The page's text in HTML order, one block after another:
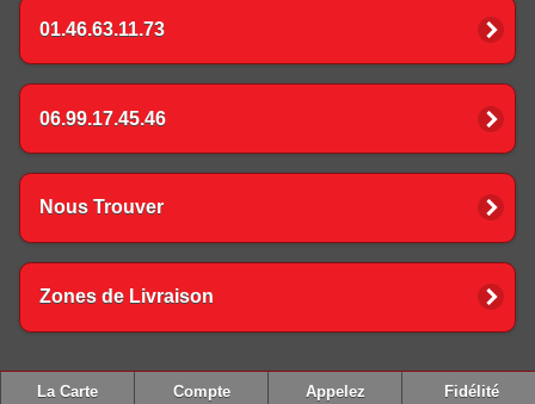
01.46.63.11.73
06.99.17.45.46
Nous Trouver
Zones de Livraison
La Carte Compte Appelez Fidélité